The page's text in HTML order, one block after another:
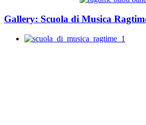
Gallery: Scuola di Musica